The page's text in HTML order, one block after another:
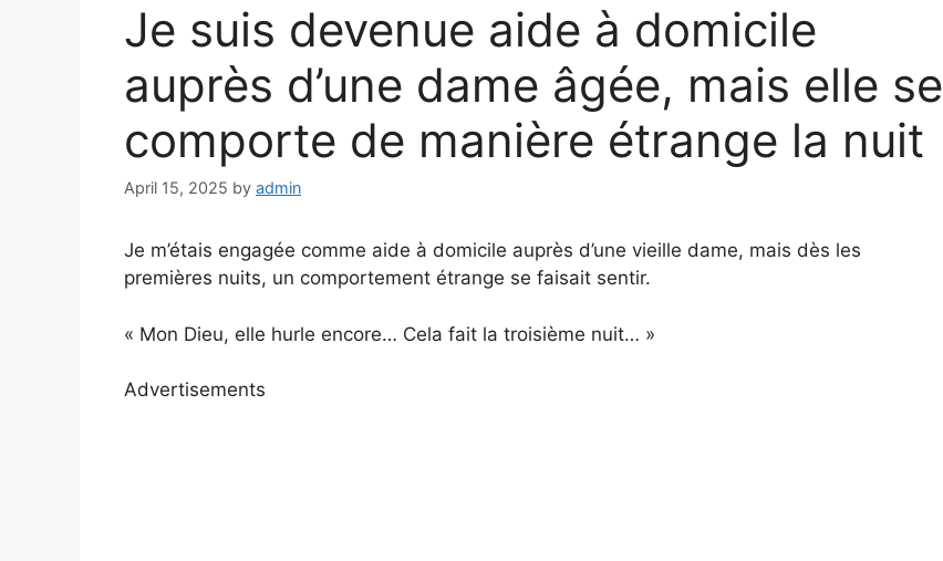
Je suis devenue aide à domicile
auprès d’une dame âgée, mais elle se
comporte de manière étrange la nuit
April 15, 2025 by admin
Je m’étais engagée comme aide à domicile auprès d’une vieille dame, mais dès les
premières nuits, un comportement étrange se faisait sentir.
« Mon Dieu, elle hurle encore… Cela fait la troisième nuit… »
Advertisements